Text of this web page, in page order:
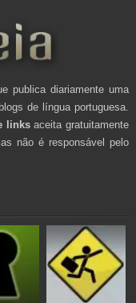
publica diariamente uma
de língua portuguesa.
linksaceita gratuitamente
não é responsável pelo